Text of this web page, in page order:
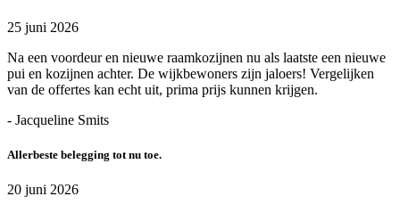
25 juni 2026
Na een voordeur en nieuwe raamkozijnen nu als laatste een nieuwe
pui en kozijnen achter. De wijkbewoners zijn jaloers! Vergelijken
van de offertes kan echt uit, prima prijs kunnen krijgen.
- Jacqueline Smits
Allerbeste belegging tot nu toe.
20 juni 2026